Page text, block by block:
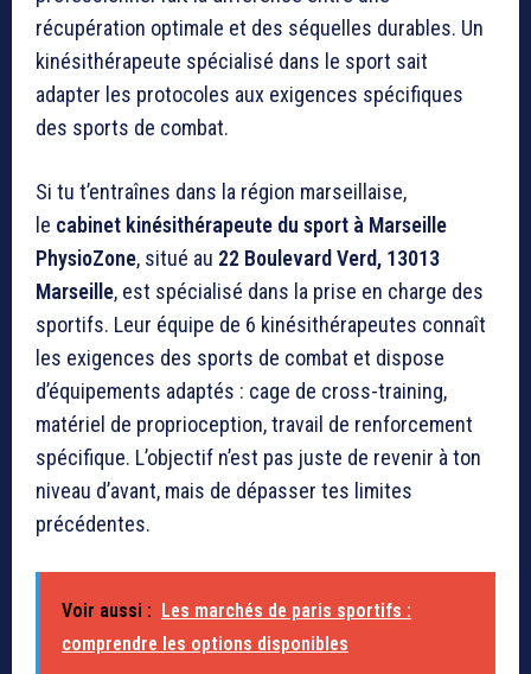
récupération optimale et des séquelles durables. Un
kinésithérapeute spécialisé dans le sport sait
adapter les protocoles aux exigences spécifiques
des sports de combat.
Si tu t’entraînes dans la région marseillaise,
le cabinet kinésithérapeute du sport à Marseille
PhysioZone, situé au 22 Boulevard Verd, 13013
Marseille, est spécialisé dans la prise en charge des
sportifs. Leur équipe de 6 kinésithérapeutes connaît
les exigences des sports de combat et dispose
d’équipements adaptés : cage de cross-training,
matériel de proprioception, travail de renforcement
spécifique. L’objectif n’est pas juste de revenir à ton
niveau d’avant, mais de dépasser tes limites
précédentes.
Voir aussi : Les marchés de paris sportifs :
comprendre les options disponibles